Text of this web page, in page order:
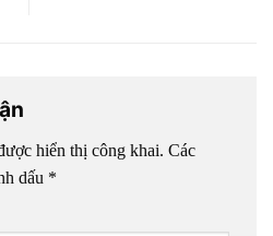
hiển thị công khai. Các
dấu *